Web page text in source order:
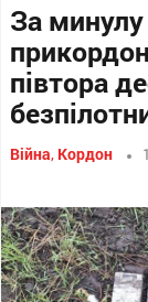
За
півтора
Війна, Кордон